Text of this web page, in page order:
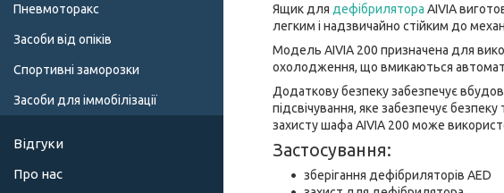
Ящик для дефібрилятора AIVIA
легким і надзвичайно стійким до
Модель AIVIA 200 призначена для
охолодження, що вмикаються
Додаткову безпеку забезпечує
підсвічування, яке забезпечує
захисту шафа AIVIA 200 може
Застосування:
зберігання дефібриляторів AED
Пневмоторакс
Засоби від опіків
Спортивні заморозки
Засоби для іммобілізації
Відгуки
Про нас